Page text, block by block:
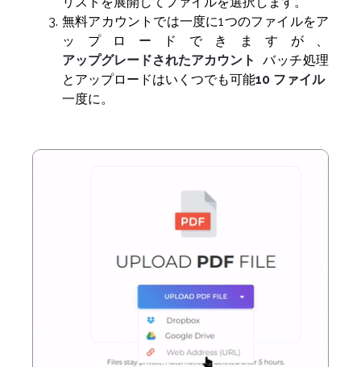
無料アカウントでは一度に1つのファイルをア
ップロードできますが、
アップグレードされたアカウント
バッチ処理
とアップロードはいくつでも可能10 ファイル
一度に。